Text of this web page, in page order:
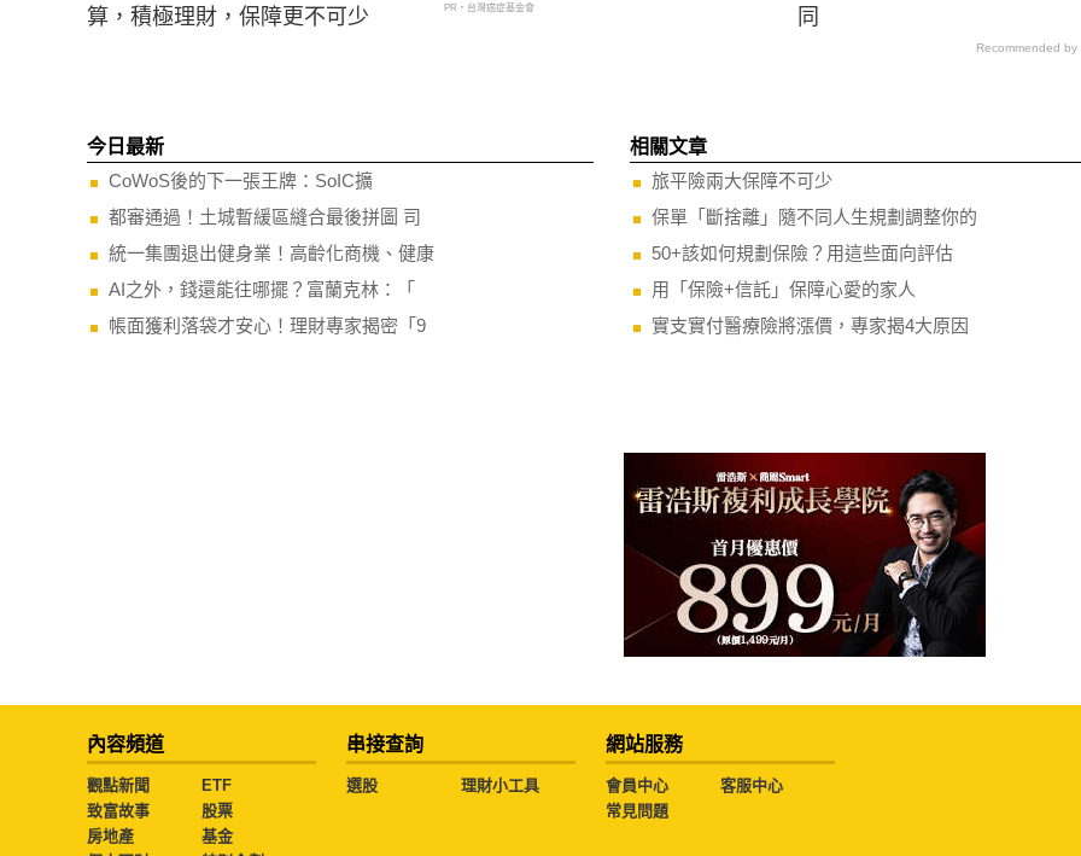
算，積極理財，保障更不可少
PR・台灣癌症基金會
同
Recommended by
今日最新
CoWoS後的下一張王牌：SoIC擴
都審通過！土城暫緩區縫合最後拼圖 司
統一集團退出健身業！高齡化商機、健康
AI之外，錢還能往哪擺？富蘭克林：「
帳面獲利落袋才安心！理財專家揭密「9
相關文章
旅平險兩大保障不可少
保單「斷捨離」隨不同人生規劃調整你的
50+該如何規劃保險？用這些面向評估
用「保險+信託」保障心愛的家人
實支實付醫療險將漲價，專家揭4大原因
內容頻道
觀點新聞
ETF
致富故事
股票
房地產
基金
串接查詢
選股 理財小工具
網站服務
會員中心
客服中心
常見問題